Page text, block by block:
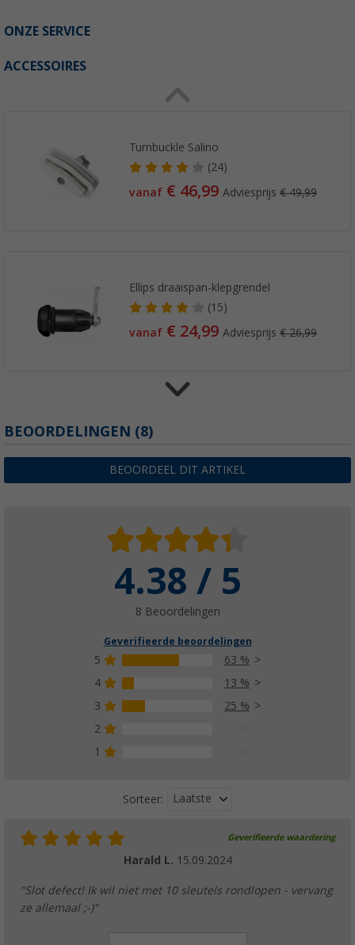
ONZE SERVICE
ACCESSOIRES
Turnbuckle Salino
(24)
vanaf € 46,99Adviesprijs€ 49,99
Ellips draaispan-klepgrendel
(15)
vanaf € 24,99Adviesprijs€ 26,99
Safe-Tec klepsluiting Ellipse spanschroef
€ 26,99
Sonax SX90 Plus multifunctionele olie met
BEOORDELINGEN (8)
BEOORDEEL DIT ARTIKEL
4.38 / 5
8 Beoordelingen
Geverifieerde beoordelingen
5
63 %
4
13 %
3
25 %
2
1
Sorteer: Laatste
Geverifieerde waardering
Harald L. 15.09.2024
"Slot defect! Ik wil niet met 10 sleutels rondlopen - vervang
ze allemaal ;-)"